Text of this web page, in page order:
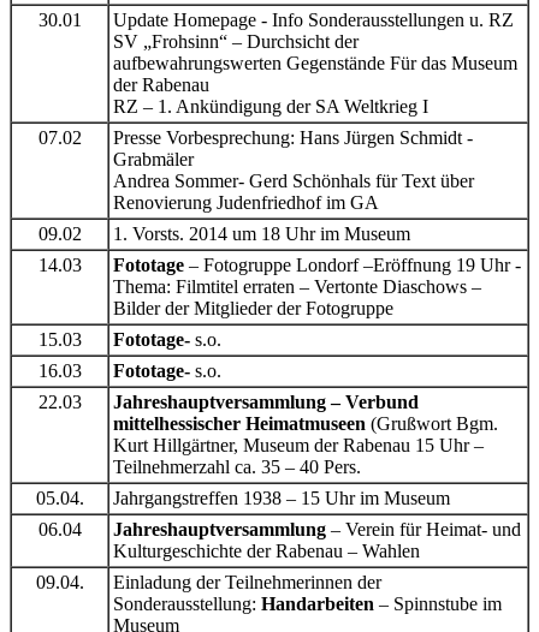
30.01
Update Homepage - Info Sonderausstellungen u. RZ
SV „Frohsinn“ – Durchsicht der
aufbewahrungswerten Gegenstände Für das Museum
der Rabenau
RZ – 1. Ankündigung der SA Weltkrieg I
07.02
Presse Vorbesprechung: Hans Jürgen Schmidt -
Grabmäler
Andrea Sommer- Gerd Schönhals für Text über
Renovierung Judenfriedhof im GA
09.02
1. Vorsts. 2014 um 18 Uhr im Museum
14.03
Fototage – Fotogruppe Londorf –Eröffnung 19 Uhr -
Thema: Filmtitel erraten – Vertonte Diaschows –
Bilder der Mitglieder der Fotogruppe
15.03
Fototage- s.o.
16.03
Fototage- s.o.
22.03
Jahreshauptversammlung –Verbund
mittelhessischer Heimatmuseen (Grußwort Bgm.
Kurt Hillgärtner, Museum der Rabenau 15 Uhr –
Teilnehmerzahl ca. 35 – 40 Pers.
05.04.
Jahrgangstreffen 1938 – 15 Uhr im Museum
06.04
Jahreshauptversammlung – Verein für Heimat- und
Kulturgeschichte der Rabenau – Wahlen
09.04.
Einladung der Teilnehmerinnen der
Sonderausstellung: Handarbeiten – Spinnstube im
Museum